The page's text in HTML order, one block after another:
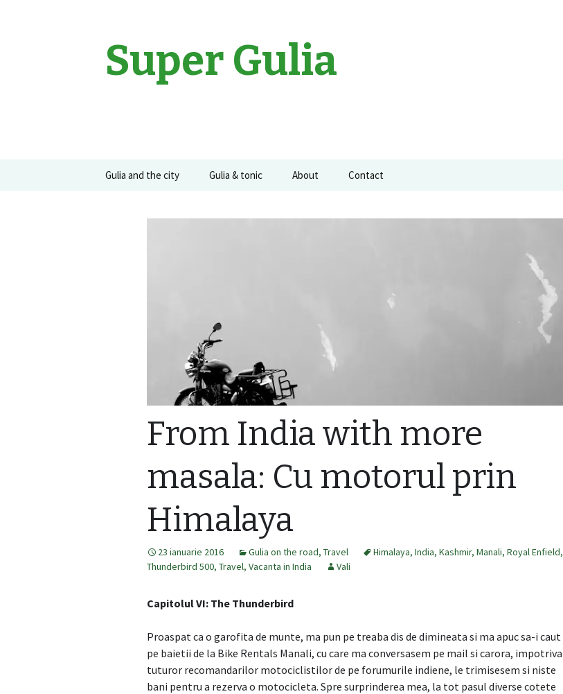
Super Gulia
Sari
Gulia and the city Gulia & tonic About Contact
From India with more
masala: Cu motorul prin
Himalaya
23 ianuarie 2016 Gulia on the road, Travel Himalaya, India, Kashmir, Manali, Royal Enfield,
Thunderbird 500, Travel, Vacanta in India Vali
Capitolul VI: The Thunderbird
Proaspat ca o garofita de munte, ma pun pe treaba dis de dimineata si ma apuc sa-i caut
pe baietii de la Bike Rentals Manali, cu care ma conversasem pe mail si carora, impotriva
tuturor recomandarilor motociclistilor de pe forumurile indiene, le trimisesem si niste
bani pentru a rezerva o motocicleta. Spre surprinderea mea, la tot pasul diverse cotete